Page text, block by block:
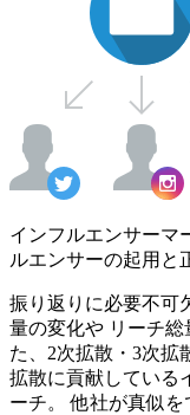
インフルエンサーマ
ルエンサーの起用と
振り返りに必要不可
量の変化や リーチ総
た、2次拡散・3次拡
拡散に貢献している
ーチ。 他社が真似